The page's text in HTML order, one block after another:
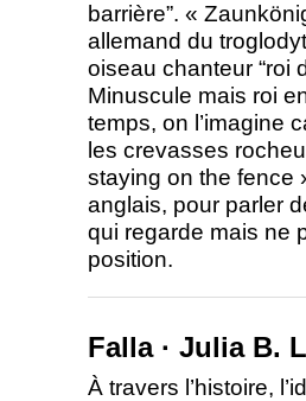
barrière”. «
allemand du
oiseau chanteur “roi
Minuscule mais roi
temps, on l’imagine
les crevasses
staying on the fence
anglais, pour parler
qui regarde mais ne
position.
Falla · Julia B.
À travers l’histoire,